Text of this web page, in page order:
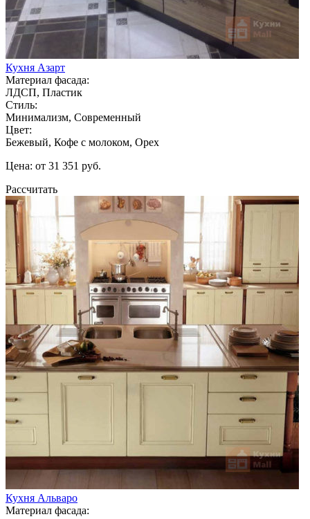
Кухня Азарт
Материал фасада:
ЛДСП, Пластик
Стиль:
Минимализм, Современный
Цвет:
Бежевый, Кофе с молоком, Орех
Цена: от 31 351 руб.
Рассчитать
Кухня Альваро
Материал фасада: